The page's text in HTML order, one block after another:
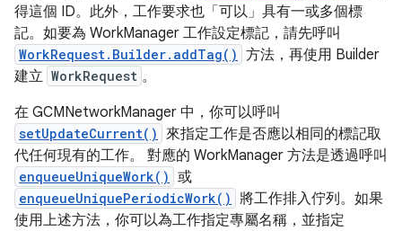
得這個 ID。此外，工作要求也「可以」 具有一或多個標
記。如要為 WorkManager 工作設定標記，請先呼叫
WorkRequest.Builder.addTag() 方法，再使用 Builder
建立 WorkRequest 。
在 GCMNetworkManager 中，你可以呼叫
setUpdateCurrent() 來指定工作是否應以相同的標記取
代任何現有的工作。 對應的 WorkManager 方法是透過呼叫
enqueueUniqueWork() 或
enqueueUniquePeriodicWork() 將工作排入佇列。如果
使用上述方法，你可以為工作指定專屬名稱，並指定